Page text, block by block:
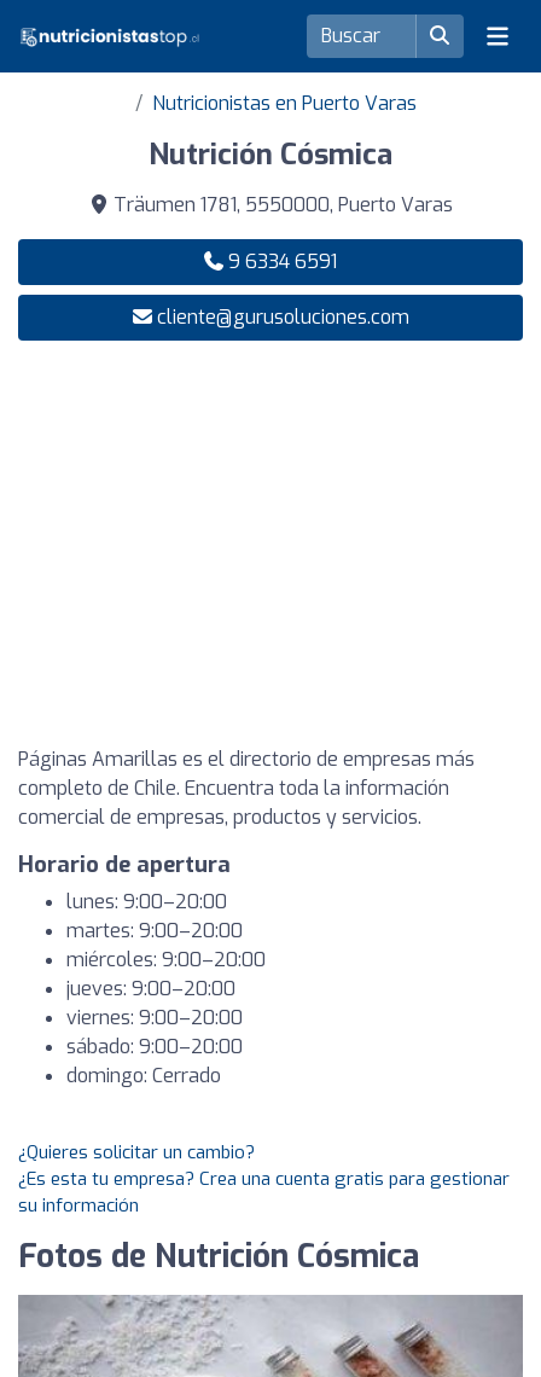
Nutricionistas en Puerto Varas
Nutrición Cósmica
Träumen 1781, 5550000, Puerto Varas
9 6334 6591
cliente@gurusoluciones.com
Páginas Amarillas es el directorio de empresas más
completo de Chile. Encuentra toda la información
comercial de empresas, productos y servicios.
Horario de apertura
lunes: 9:00–20:00
martes: 9:00–20:00
miércoles: 9:00–20:00
jueves: 9:00–20:00
viernes: 9:00–20:00
sábado: 9:00–20:00
domingo: Cerrado
¿Quieres solicitar un cambio?
¿Es esta tu empresa? Crea una cuenta gratis para gestionar
su información
Fotos de Nutrición Cósmica